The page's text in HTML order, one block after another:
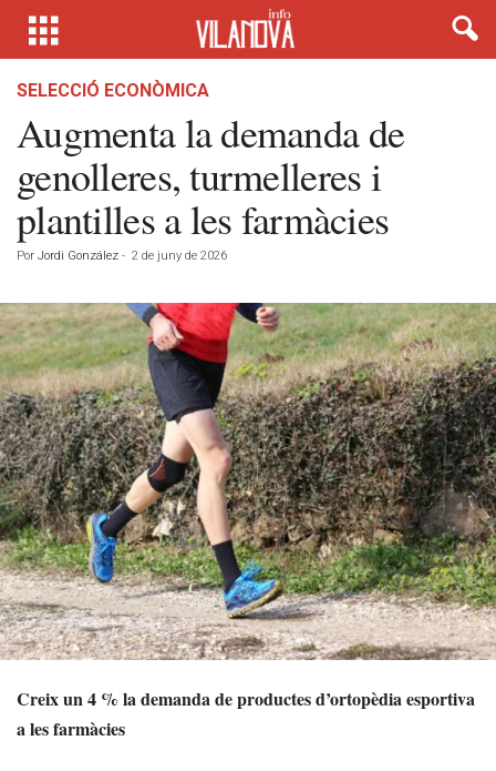
SELECCIÓ ECONÒMICA
Augmenta la demanda de
genolleres, turmelleres i
plantilles a les farmàcies
Por Jordi González - 2 de juny de 2026
Creix un 4 % la demanda de productes d’ortopèdia esportiva
a les farmàcies